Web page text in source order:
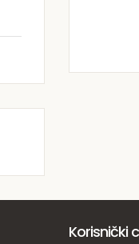
Korisnički